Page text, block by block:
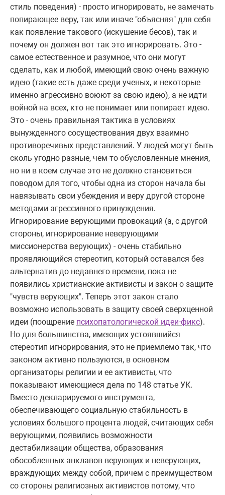
стиль поведения) - просто игнорировать, не замечать
попирающее веру, так или иначе "объясняя" для себя
как появление такового (искушение бесов), так и
почему он должен вот так это игнорировать. Это -
самое естественное и разумное, что они могут
сделать, как и любой, имеющий свою очень важную
идею (такие есть даже среди ученых, и некоторые
именно агрессивно воюют за свою идею), а не идти
войной на всех, кто не понимает или попирает идею.
Это - очень правильная тактика в условиях
вынужденного сосуществования двух взаимно
противоречивых представлений. У людей могут быть
сколь угодно разные, чем-то обусловленные мнения,
но ни в коем случае это не должно становиться
поводом для того, чтобы одна из сторон начала бы
навязывать свои убеждения и веру другой стороне
методами агрессивного принуждения.
Игнорирование верующими провокаций (а, с другой
стороны, игнорирование неверующими
миссионерства верующих) - очень стабильно
проявляющийся стереотип, который оставался без
альтернатив до недавнего времени, пока не
появились христианские активисты и закон о защите
"чувств верующих". Теперь этот закон стало
возможно использовать в защиту своей сверхценной
идеи (поощрение психопатологической идеи-фикс).
Но для большинства, имеющих устоявшийся
стереотип игнорирования, это не приемлемо так, что
законом активно пользуются, в основном
организаторы религии и ее активисты, что
показывают имеющиеся дела по 148 статье УК.
Вместо декларируемого инструмента,
обеспечивающего социальную стабильность в
условиях большого процента людей, считающих себя
верующими, появились возможности
дестабилизации общества, образования
обособленных анклавов верующих и неверующих,
враждующих между собой, причем с преимуществом
со стороны религиозных активистов потому, что